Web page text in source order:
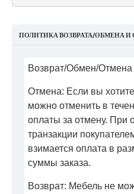
ПОЛИТИКА ВОЗВРАТА/ОБМЕНА
Возврат/Обмен/Отмена
Отмена: Если вы хотите
можно отменить в
оплаты за отмену. При
транзакции
взимается оплата в
суммы заказа.
Возврат: Мебель не